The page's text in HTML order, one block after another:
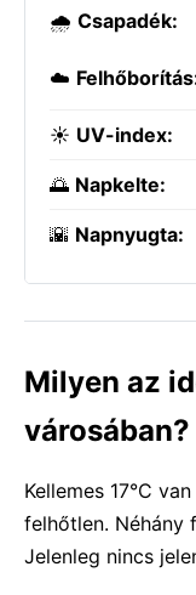
🌧️ Csapadék:
☁️
☀️ UV-index:
🌅 Napkelte:
🌇 Napnyugta:
Milyen az
városában?
Kellemes 17°C
felhőtlen. Néhány
Jelenleg nincs